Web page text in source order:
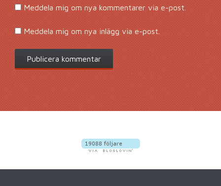
Meddela mig om nya kommentarer via e-post.
Meddela mig om nya inlägg via e-post.